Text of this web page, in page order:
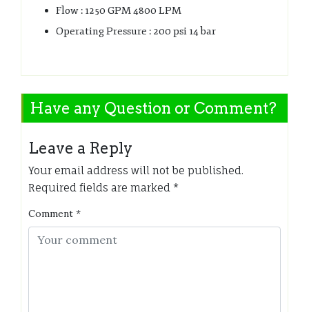
Flow : 1250 GPM 4800 LPM
Operating Pressure : 200 psi 14 bar
Have any Question or Comment?
Leave a Reply
Your email address will not be published.
Required fields are marked *
Comment *